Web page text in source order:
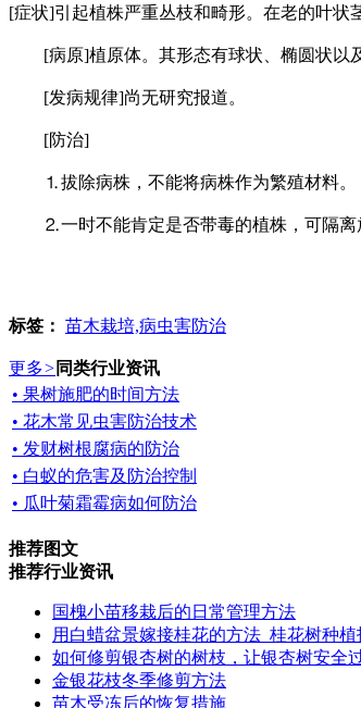
[症状]引起植株严重丛枝和畸形。在老的叶状
[病原]植原体。其形态有球状、椭圆状以及
[发病规律]尚无研究报道。
[防治]
⒈拔除病株，不能将病株作为繁殖材料。
⒉一时不能肯定是否带毒的植株，可隔离
标签： 苗木栽培,病虫害防治
更多> 同类行业资讯
• 果树施肥的时间方法
• 花木常见虫害防治技术
• 发财树根腐病的防治
• 白蚁的危害及防治控制
• 瓜叶菊霜霉病如何防治
推荐图文
推荐行业资讯
国槐小苗移栽后的日常管理方法
用白蜡盆景嫁接桂花的方法_桂花树种植
如何修剪银杏树的树枝，让银杏树安全
金银花枝冬季修剪方法
苗木受冻后的恢复措施